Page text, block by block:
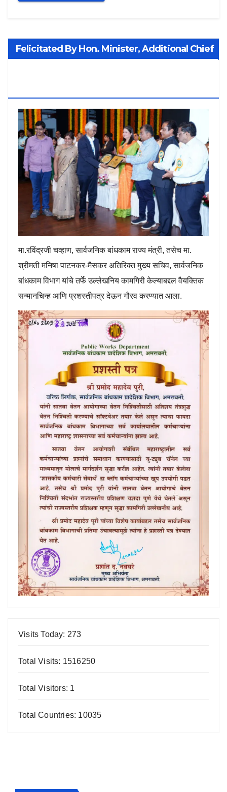
Felicitated By Hon. Minister, Additional Chief
मा.रविंद्रजी चव्हाण, सार्वजनिक बांधकाम राज्य मंत्री, तसेच मा.
श्रीमती मनिषा पाटनकर-मैसकर अतिरिक्त मुख्य सचिव, सार्वजनिक
बांधकाम विभाग यांचे तर्फे उल्लेखनिय कामगिरी केल्याबद्दल वैयक्तिक
सन्मानचिन्ह आणि प्रशस्तीपत्र देऊन गौरव करण्यात आला.
Visits Today: 273
Total Visits: 1516250
Total Visitors: 1
Total Countries: 10035